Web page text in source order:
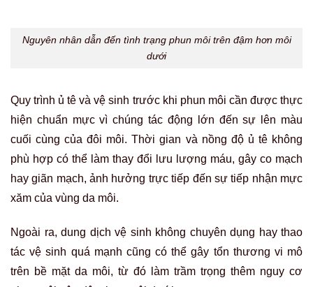
Ngoài ra, dung dịch vệ sinh không chuyên dụng hay thao
phun môi trên đậm hơn môi dưới.
Đọc thêm:Phun môi bị lộ viền môi xử lý thế
nào?
Quá trình chăm sóc và sinh hoạt sau phun môi
không đúng hướng dẫn